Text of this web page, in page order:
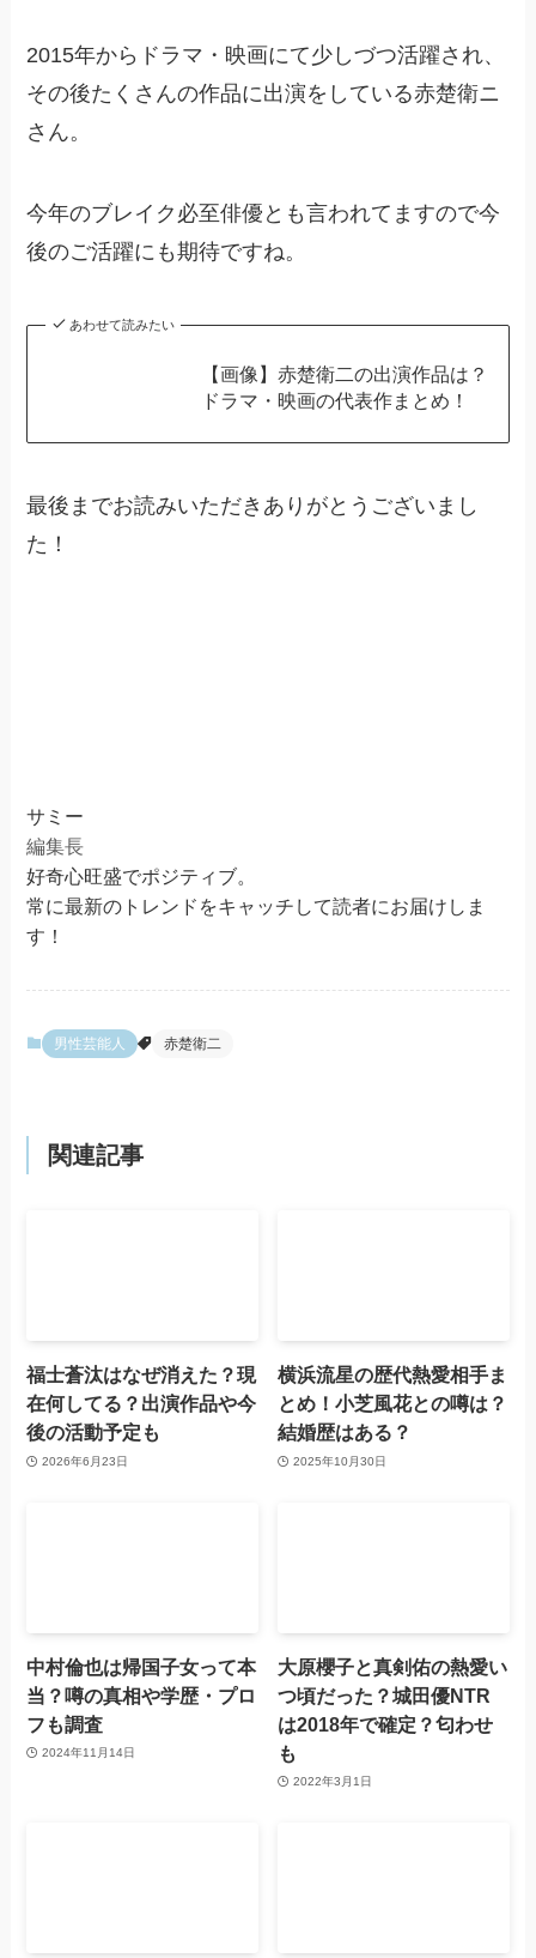
2015年からドラマ・映画にて少しづつ活躍され、
その後たくさんの作品に出演をしている赤楚衛ニ
さん。
今年のブレイク必至俳優とも言われてますので今
後のご活躍にも期待ですね。
あわせて読みたい
【画像】赤楚衛二の出演作品は？
ドラマ・映画の代表作まとめ！
最後までお読みいただきありがとうございまし
た！
サミー
編集長
好奇心旺盛でポジティブ。
常に最新のトレンドをキャッチして読者にお届けしま
す！
男性芸能人 赤楚衛二
関連記事
福士蒼汰はなぜ消えた？現
在何してる？出演作品や今
後の活動予定も
2026年6月23日
横浜流星の歴代熱愛相手ま
とめ！小芝風花との噂は？
結婚歴はある？
2025年10月30日
中村倫也は帰国子女って本
当？噂の真相や学歴・プロ
フも調査
2024年11月14日
大原櫻子と真剣佑の熱愛い
つ頃だった？城田優NTR
は2018年で確定？匂わせ
も
2022年3月1日